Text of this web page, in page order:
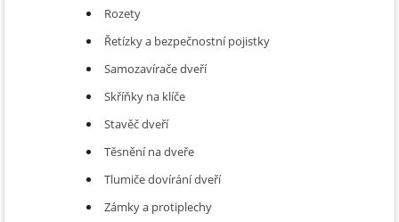
Rozety
Řetízky a bezpečnostní pojistky
Samozavírače dveří
Skříňky na klíče
Stavěč dveří
Těsnění na dveře
Tlumiče dovírání dveří
Zámky a protiplechy